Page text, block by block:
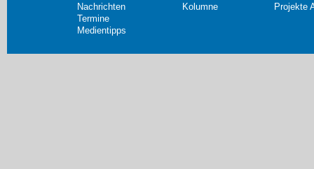
Nachrichten
Termine
Medientipps
Kolumne
Projekte